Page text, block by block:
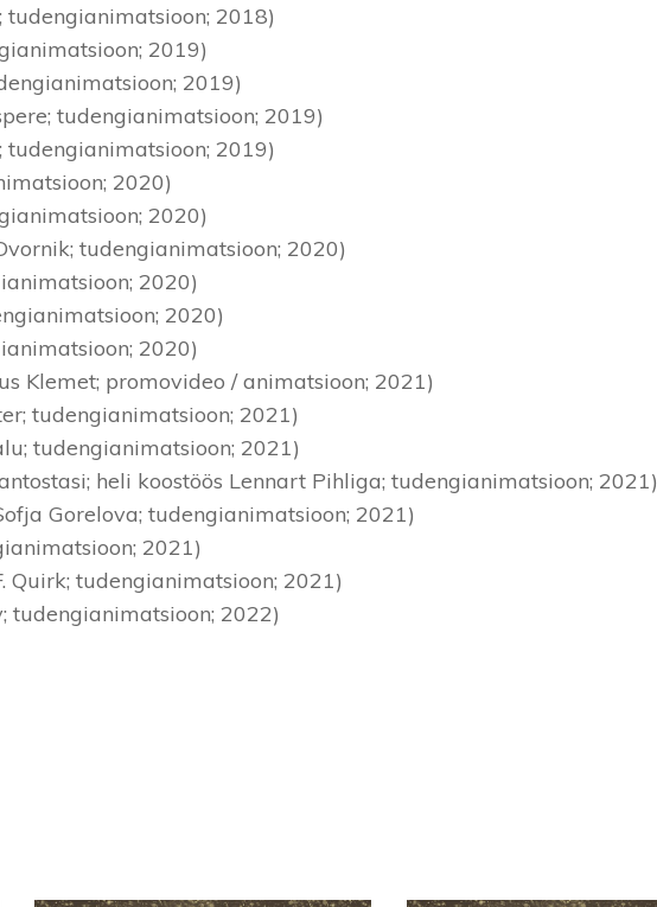
tudengianimatsioon; 2018)
2019)
2019)
tudengianimatsioon; 2019)
tudengianimatsioon; 2019)
2020)
2020)
tudengianimatsioon; 2020)
2020)
2020)
2020)
Klemet; promovideo / animatsioon; 2021)
tudengianimatsioon; 2021)
tudengianimatsioon; 2021)
heli koostöös Lennart Pihliga; tudengianimatsioon; 2021)
Gorelova; tudengianimatsioon; 2021)
2021)
Quirk; tudengianimatsioon; 2021)
tudengianimatsioon; 2022)